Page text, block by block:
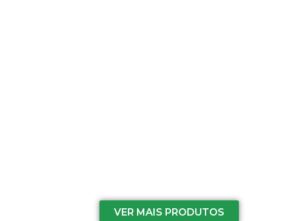
VER MAIS PRODUTOS